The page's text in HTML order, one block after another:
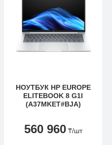
НОУТБУК HP EUROPE
ELITEBOOK 8 G1I
(A37MKET#BJA)
560 960 ₸/шт